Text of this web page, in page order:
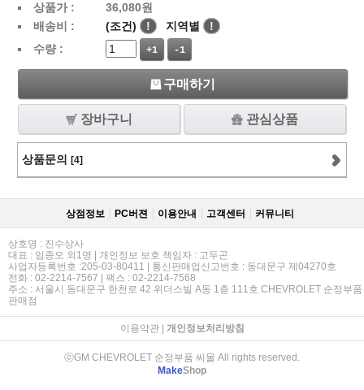
상품가 : 36,080원
배송비 :
(조건) ! 지역별
!
수량 :
+1 -1
구매하기
장바구니 관심상품
상품문의 [4]
상점정보 PC버젼 이용안내 고객센터 커뮤니티
상호명 : 진수상사
대표 : 임종오 외1명 | 개인정보 보호 책임자 : 고두곤
사업자등록번호 :205-03-80411 | 통신판매업신고번호 : 동대문구 제04270호
전화 : 02-2214-7567 | 팩스 : 02-2214-7568
주소 : 서울시 동대문구 한천로 42 위더스빌 A동 1층 111호 CHEVROLET 순정부품
판매점
이용약관| 개인정보처리방침
ⓒGM CHEVROLET 순정부품 씨몰 All rights reserved.
MakeShop